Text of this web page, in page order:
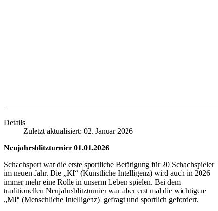
Details
Zuletzt aktualisiert: 02. Januar 2026
Neujahrsblitzturnier 01.01.2026
Schachsport war die erste sportliche Betätigung für 20 Schachspieler
im neuen Jahr. Die „KI“ (Künstliche Intelligenz) wird auch in 2026
immer mehr eine Rolle in unserm Leben spielen. Bei dem
traditionellen Neujahrsblitzturnier war aber erst mal die wichtigere
„MI“ (Menschliche Intelligenz) gefragt und sportlich gefordert.